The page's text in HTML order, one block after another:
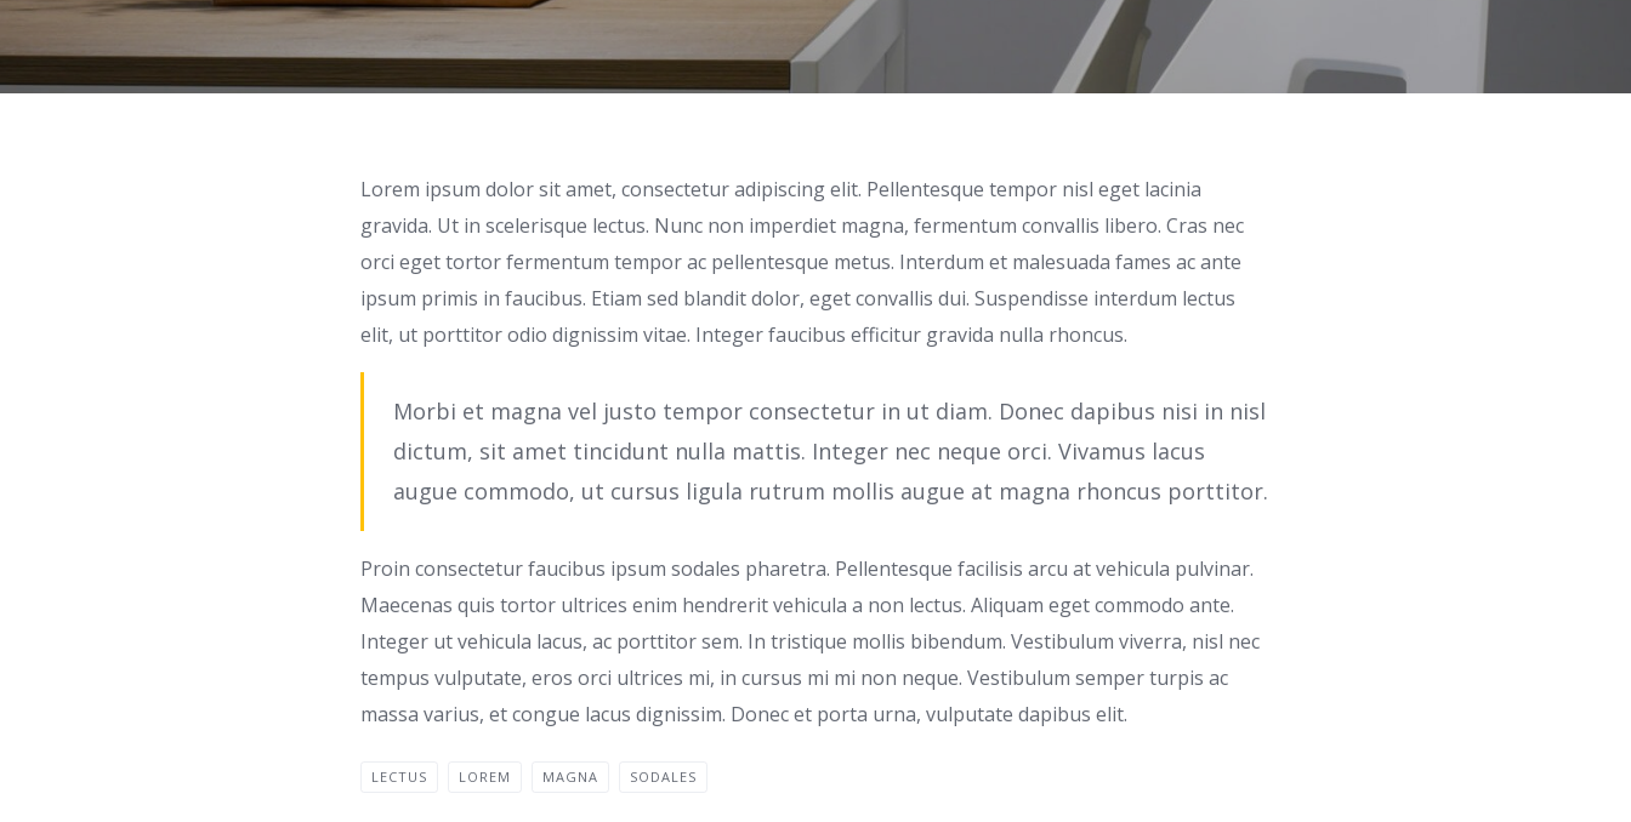
Lorem ipsum dolor sit amet, consectetur adipiscing elit. Pellentesque tempor nisl eget lacinia
gravida. Ut in scelerisque lectus. Nunc non imperdiet magna, fermentum convallis libero. Cras nec
orci eget tortor fermentum tempor ac pellentesque metus. Interdum et malesuada fames ac ante
ipsum primis in faucibus. Etiam sed blandit dolor, eget convallis dui. Suspendisse interdum lectus
elit, ut porttitor odio dignissim vitae. Integer faucibus efficitur gravida nulla rhoncus.
Morbi et magna vel justo tempor consectetur in ut diam. Donec dapibus nisi in nisl
dictum, sit amet tincidunt nulla mattis. Integer nec neque orci. Vivamus lacus
augue commodo, ut cursus ligula rutrum mollis augue at magna rhoncus porttitor.
Proin consectetur faucibus ipsum sodales pharetra. Pellentesque facilisis arcu at vehicula pulvinar.
Maecenas quis tortor ultrices enim hendrerit vehicula a non lectus. Aliquam eget commodo ante.
Integer ut vehicula lacus, ac porttitor sem. In tristique mollis bibendum. Vestibulum viverra, nisl nec
tempus vulputate, eros orci ultrices mi, in cursus mi mi non neque. Vestibulum semper turpis ac
massa varius, et congue lacus dignissim. Donec et porta urna, vulputate dapibus elit.
LECTUS LOREM MAGNA SODALES